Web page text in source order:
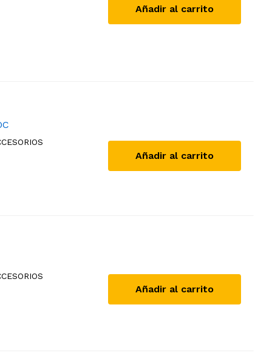
Añadir al carrito
Añadir al carrito
Añadir al carrito